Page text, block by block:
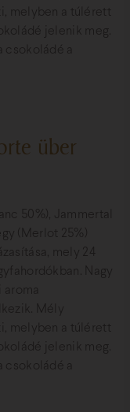
melyben a túlérett
jelenik meg.
csokoládé a
über
50%), Jammertal
(Merlot 25%)
mely 24
Nagy
Mély
melyben a túlérett
jelenik meg.
csokoládé a